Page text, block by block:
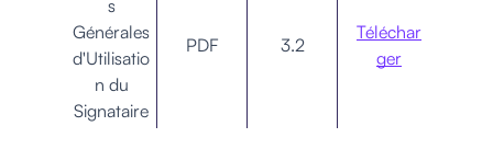
s
Générales
d'Utilisatio
n du
Signataire
PDF 3.2
Téléchar
ger